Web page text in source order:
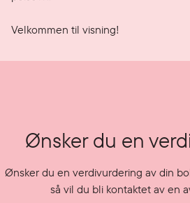
Velkommen til visning!
Ønsker du en
Ønsker du en verdivurdering av din
så vil du bli kontaktet av en